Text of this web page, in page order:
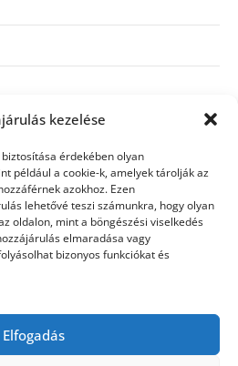
kezelése
érdekében olyan
például a cookie-k, amelyek tárolják az
azokhoz. Ezen
lehetővé teszi számunkra, hogy olyan
oldalon, mint a böngészési viselkedés
elmaradása vagy
bizonyos funkciókat és
Elfogadás
szemészeti betegségek